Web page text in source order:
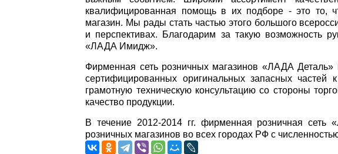
квалифицированная помощь в их подборе - это то,
магазин. Мы рады стать частью этого большого
и перспективах. Благодарим за такую возможность
«ЛАДА Имидж».
Фирменная сеть розничных магазинов «ЛАДА Деталь»
сертифицированных оригинальных запасных
грамотную техническую консультацию со стороны
качество продукции.
В течение 2012-2014 гг. фирменная розничная
розничных магазинов во всех городах РФ с